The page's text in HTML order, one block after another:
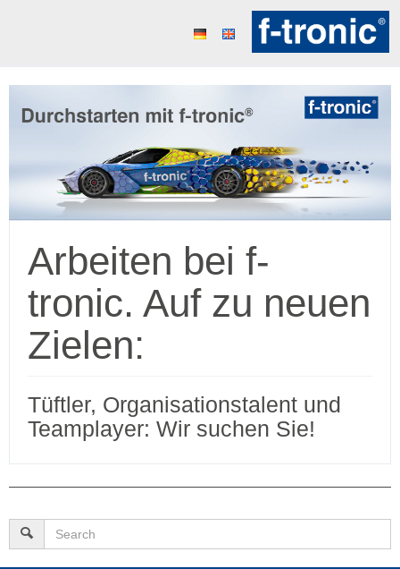
Arbeiten bei f-
tronic. Auf zu neuen
Zielen:
Tüftler, Organisationstalent und
Teamplayer: Wir suchen Sie!